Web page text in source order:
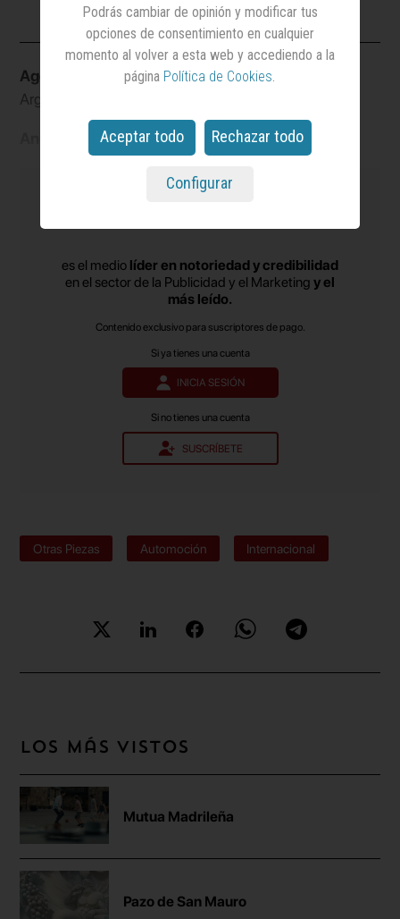
Ficha
Agencia:
Publicis
Argentina
Anunciante:Renault
Marca:Renault
es el medio líder en notoriedad y credibilidad
en el sector de la Publicidad y el Marketing y el
más leído.
Contenido exclusivo para suscriptores de pago.
Si ya tienes una cuenta
INICIA SESIÓN
Si no tienes una cuenta
SUSCRÍBETE
Otras Piezas Automoción Internacional
Los más vistos
Mutua Madrileña
Pazo de San Mauro
Podrás cambiar de opinión y modificar tus
opciones de consentimiento en cualquier
momento al volver a esta web y accediendo a la
página Política de Cookies
Aceptar todo Rechazar todo
Configurar